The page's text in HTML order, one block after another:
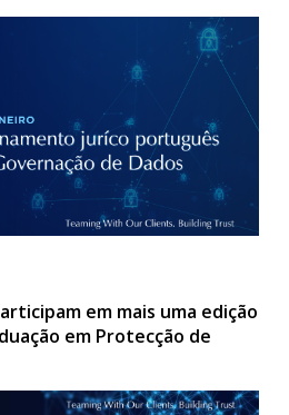
em mais uma edição
em Protecção de